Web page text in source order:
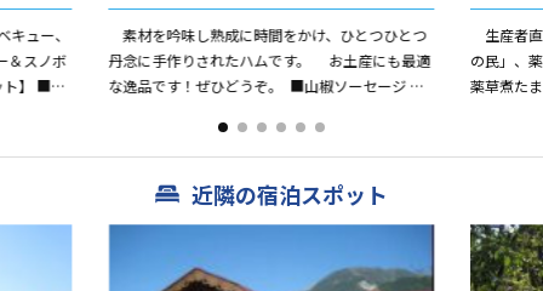
ュー、
＆スノボ
ト】 ■五
素材を吟味し熟成に時間をかけ、ひとつひとつ
丹念に手作りされたハムです。 お土産にも最適
な逸品です！ぜひどうぞ。 ■山椒ソーセージ ■
生産者
の民」、
薬草煮た
近隣の宿泊スポット